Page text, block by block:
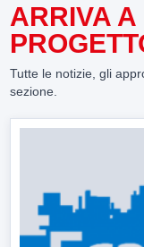
ARRIVA
Tutte le notizie, gli
sezione.